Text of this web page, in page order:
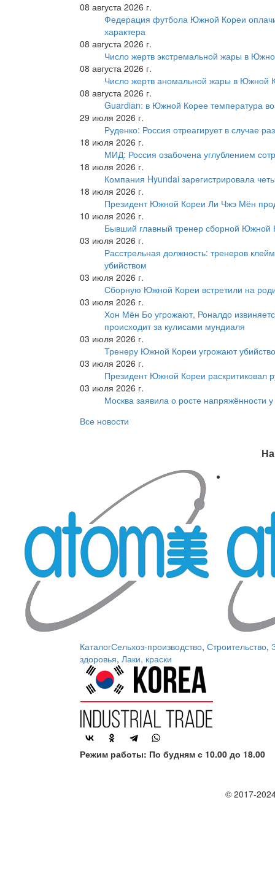
08 августа 2026 г.
Федерация футбола Южной Кореи
характера
08 августа 2026 г.
Число жертв экстремальной жары в
08 августа 2026 г.
Число жертв аномальной жары в Южной
08 августа 2026 г.
Guardian: в Южной Корее температура
29 июля 2026 г.
Руденко: Россия отреагирует в случае
18 июля 2026 г.
МИД: Россия озабочена углублением
18 июля 2026 г.
Компания Hyundai зарегистрировала
18 июля 2026 г.
Президент Южной Кореи Ли Чжэ Мён
10 июля 2026 г.
Бывший главный тренер сборной Южной
03 июля 2026 г.
Расстрельная должность: тренеров
убийством
03 июля 2026 г.
Сборную Южной Кореи встретили на
03 июля 2026 г.
Хон Мён Бо угрожают, Роналдо
происходит за кулисами мундиаля
03 июля 2026 г.
Тренеру Южной Кореи угрожают
03 июля 2026 г.
Президент Южной Кореи раскритиковал
03 июля 2026 г.
Москва заявила о росте
Все новости
КаталогСельхоз-производство, Строительство,
здоровья, Лаки, краски
Режим работы: По будням с 10.00 до 18.00
© 2017-